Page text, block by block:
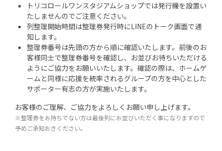
トリコロールワンスタジアムショップでは発行機を設置い
たしませんのでご注意ください。
列整理開始時間は整理券発行時にLINEのトーク画面で通
知します。
整理券番号は先頭の方から順に確認いたします。前後のお
客様同士で整理券番号を確認し、お並びお待ちいただける
ようにご協力をお願いいたします。確認の際は、ホームゲ
ームと同様に応援を統率されるグループの方を中心とした
サポーター有志の方が実施いたします。
お客様のご理解、ご協力をよろしくお願い申し上げます。
※整理券をお持ちでない方は最後列にお並びいただく事になりますので
予めご承知おきください。